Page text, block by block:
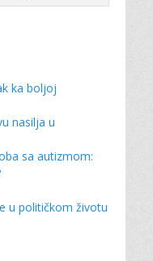
ka boljoj
nasilja u
sa autizmom:
u političkom životu